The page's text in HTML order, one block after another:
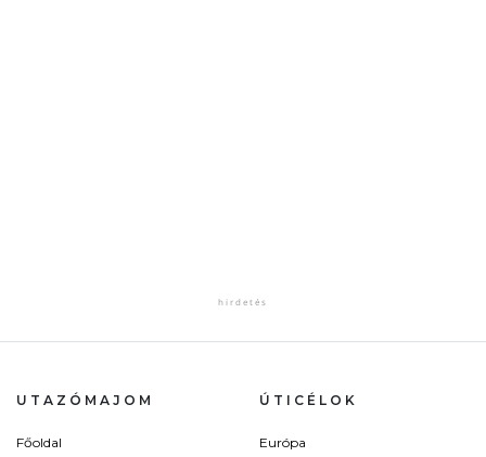
UTAZÓMAJOM
Főoldal
ÚTICÉLOK
Európa